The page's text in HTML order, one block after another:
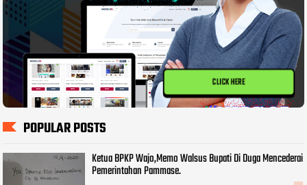
CLICK HERE
POPULAR POSTS
Ketua BPKP Wajo,Memo Walsus Bupati Di Duga Mencederai
Pemerintahan Pammase.